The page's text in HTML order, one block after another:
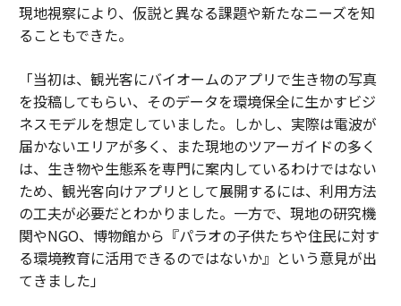
現地視察により、仮説と異なる課題や新たなニーズを知
ることもできた。
「当初は、観光客にバイオームのアプリで生き物の写真
を投稿してもらい、そのデータを環境保全に生かすビジ
ネスモデルを想定していました。しかし、実際は電波が
届かないエリアが多く、また現地のツアーガイドの多く
は、生き物や生態系を専門に案内しているわけではない
ため、観光客向けアプリとして展開するには、利用方法
の工夫が必要だとわかりました。一方で、現地の研究機
関やNGO、博物館から『パラオの子供たちや住民に対す
る環境教育に活用できるのではないか』という意見が出
てきました」